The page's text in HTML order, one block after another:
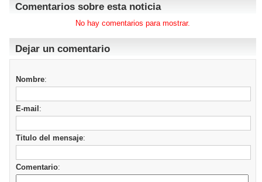
Comentarios sobre esta noticia
No hay comentarios para mostrar.
Dejar un comentario
Nombre:
E-mail :
Titulo del mensaje:
Comentario: